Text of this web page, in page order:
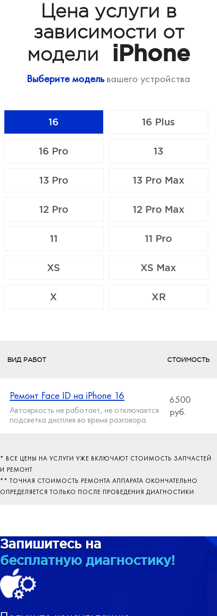
Цена услуги в
зависимости от
модели
iPhone
Выберите модельвашего устройства
16 16 Plus
16 Pro 13
13 Pro 13 Pro Max
12 Pro 12 Pro Max
11 11 Pro
XS XS Max
X XR
ВИД РАБОТ СТОИМОСТЬ
Ремонт Face ID на iPhone 16
Автояркость не работает, не отключается
подсветка дисплея во время разговора.
6500
руб.
* ВСЕ ЦЕНЫ НА УСЛУГИ УЖЕ ВКЛЮЧАЮТ СТОИМОСТЬ ЗАПЧАСТЕЙ
И РЕМОНТ
** ТОЧНАЯ СТОИМОСТЬ РЕМОНТА АППАРАТА ОКОНЧАТЕЛЬНО
ОПРЕДЕЛЯЕТСЯ ТОЛЬКО ПОСЛЕ ПРОВЕДЕНИЯ ДИАГНОСТИКИ
Запишитесь на
бесплатную диагностику!